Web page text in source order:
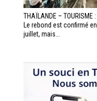
THAÏLANDE – TOURISME :
Le rebond est confirmé en
juillet, mais...